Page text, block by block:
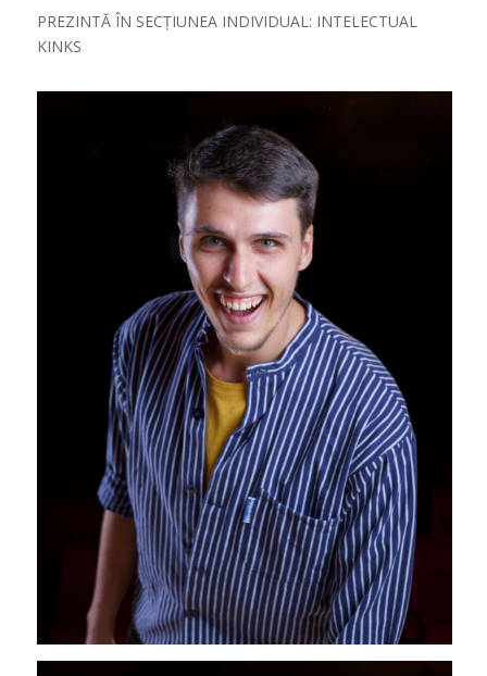
PREZINTĂ ÎN SECȚIUNEA INDIVIDUAL: INTELECTUAL
KINKS